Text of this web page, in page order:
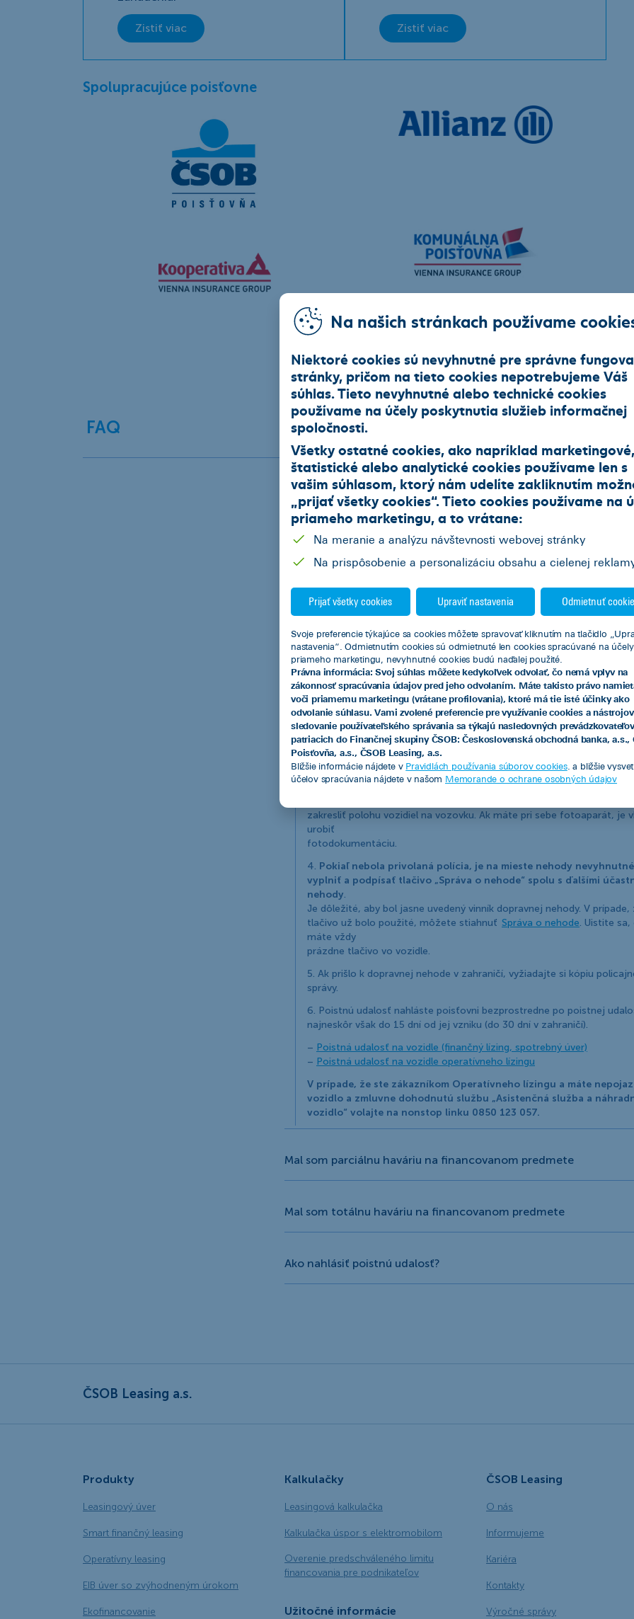
Zistiť viac Zistiť viac
Spolupracujúce poisťovne
FAQ
Často kladené otázky
Ako postupovať pri dopravnej nehode?
1. Kontaktujte políciu v týchto prípadoch:
ak sa na ktoromkoľvek zúčastnenom vozidle odhadovaná škoda
presiahne zákonom stanovený limit na privolanie polície, a to 3
ak prišlo k zraneniu alebo k usmrteniu osôb,
ak vám bolo odcudzené vozidlo alebo jeho časti,
ak bolo vaše vozidlo úmyselne poškodené (vandalizmus),
ak vám účastník škodovej udalosti neposkytne potrebné údaje
uplatnenie škody.
2. Zapnite výstražné svetlá, oblečte si reflexnú vestu a miesto nehody
označte výstražným trojuholníkom.
zakresliť polohu vozidiel na vozovku. Ak máte pri sebe fotoaparát, je
urobiť
fotodokumentáciu.
4. Pokiaľ nebola privolaná polícia, je na mieste nehody nevyhnutné
vyplniť a podpísať tlačivo „Správa o nehode“ spolu s ďalšími
nehody.
Je dôležité, aby bol jasne uvedený vinník dopravnej nehody. V prípade,
tlačivo už bolo použité, môžete stiahnuť Správa o nehode. Uistite sa,
máte vždy
prázdne tlačivo vo vozidle.
5. Ak prišlo k dopravnej nehode v zahraničí, vyžiadajte si kópiu
správy.
6. Poistnú udalosť nahláste poisťovni bezprostredne po poistnej
najneskôr však do 15 dní od jej vzniku (do 30 dní v zahraničí).
– Poistná udalosť na vozidle (finančný lízing, spotrebný úver)
– Poistná udalosť na vozidle operatívneho lízingu
V prípade, že ste zákazníkom Operatívneho lízingu a máte
vozidlo a zmluvne dohodnutú službu „Asistenčná služba a
vozidlo“ volajte na nonstop linku 0850 123 057.
Mal som parciálnu haváriu na financovanom predmete
Mal som totálnu haváriu na financovanom predmete
Ako nahlásiť poistnú udalosť?
ČSOB Leasing a.s.
Produkty
Leasingový úver
Smart finančný leasing
Operatívny leasing
EIB úver so zvýhodneným úrokom
Ekofinancovanie
Kalkulačky
Leasingová kalkulačka
Kalkulačka úspor s elektromobilom
Overenie predschváleného limitu
financovania pre podnikateľov
Užitočné informácie
ČSOB Leasing
O nás
Informujeme
Kariéra
Kontakty
Výročné správy
Na našich stránkach používame
Niektoré cookies sú nevyhnutné pre správne
stránky, pričom na tieto cookies nepotrebujeme Váš
súhlas. Tieto nevyhnutné alebo technické cookies
používame na účely poskytnutia služieb informačnej
spoločnosti.
Všetky ostatné cookies, ako napríklad marketingové,
štatistické alebo analytické cookies používame len s
vašim súhlasom, ktorý nám udelíte zakliknutím
prijať všetky cookies“. Tieto cookies používame na
priameho marketingu, a to vrátane:
Na meranie a analýzu návštevnosti webovej stránky
Na prispôsobenie a personalizáciu obsahu a cielenej
Prijať všetky cookies Upraviť nastavenia Odmietnuť
Svoje preferencie týkajúce sa cookies môžete spravovať kliknutím na tlačidlo
nastavenia“. Odmietnutím cookies sú odmietnuté len cookies spracúvané na účely
priameho marketingu, nevyhnutné cookies budú naďalej použité.
Právna informácia: Svoj súhlas môžete kedykoľvek odvolať, čo nemá vplyv na
zákonnosť spracúvania údajov pred jeho odvolaním. Máte takisto právo
voči priamemu marketingu (vrátane profilovania), ktoré má tie isté účinky ako
odvolanie súhlasu. Vami zvolené preferencie pre využívanie cookies a
sledovanie používateľského správania sa týkajú nasledovných prevádzkovateľov
patriacich do Finančnej skupiny ČSOB: Československá obchodná banka, a.s.,
Poisťovňa, a.s., ČSOB Leasing, a.s.
Bližšie informácie nájdete v Pravidlách používania súborov cookies. a bližšie
účelov spracúvania nájdete v našom Memorande o ochrane osobných údajov